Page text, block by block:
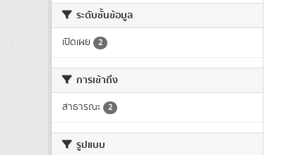
ระดับชั้นข้อมูล
เปิดเผย 2
การเข้าถึง
สาธารณะ 2
รูปแบบ